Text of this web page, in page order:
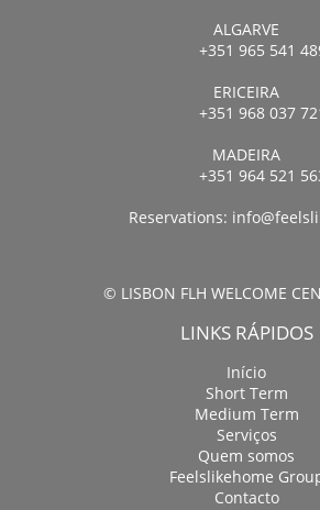
ALGARVE
+351 965 541
ERICEIRA
+351 968 037
MADEIRA
+351 964 521
Reservations:
© LISBON FLH WELCOME
LINKS RÁPIDOS
Início
Short Term
Medium Term
Serviços
Quem somos
Feelslikehome
Contacto